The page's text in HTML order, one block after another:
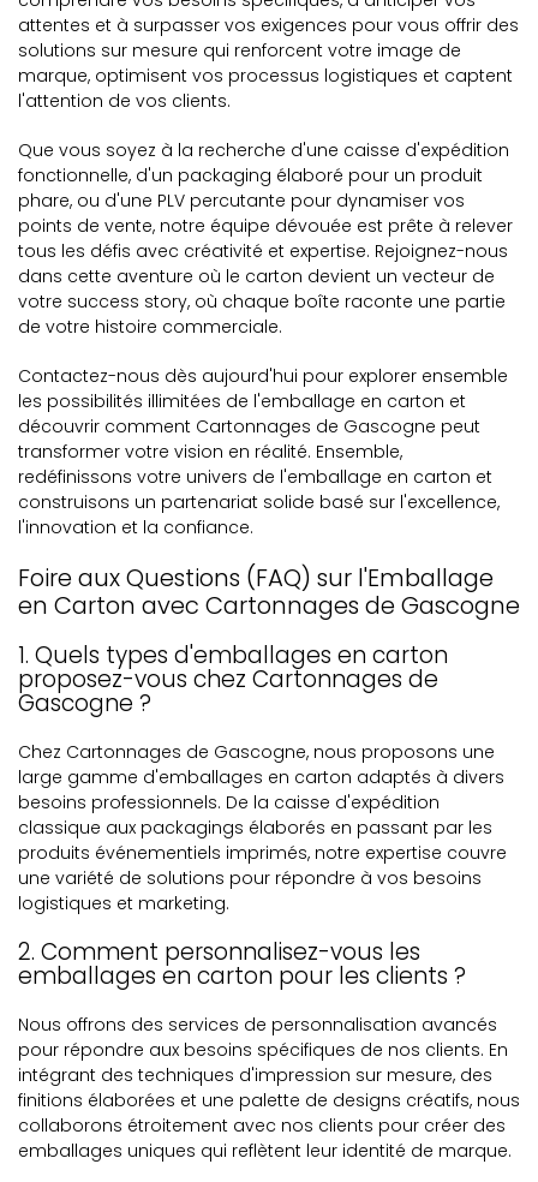
attentes et à surpasser vos exigences pour vous offrir des
solutions sur mesure qui renforcent votre image de
marque, optimisent vos processus logistiques et captent
l'attention de vos clients.
Que vous soyez à la recherche d'une caisse d'expédition
fonctionnelle, d'un packaging élaboré pour un produit
phare, ou d'une PLV percutante pour dynamiser vos
points de vente, notre équipe dévouée est prête à relever
tous les défis avec créativité et expertise. Rejoignez-nous
dans cette aventure où le carton devient un vecteur de
votre success story, où chaque boîte raconte une partie
de votre histoire commerciale.
Contactez-nous dès aujourd'hui pour explorer ensemble
les possibilités illimitées de l'emballage en carton et
découvrir comment Cartonnages de Gascogne peut
transformer votre vision en réalité. Ensemble,
redéfinissons votre univers de l'emballage en carton et
construisons un partenariat solide basé sur l'excellence,
l'innovation et la confiance.
Foire aux Questions (FAQ) sur l'Emballage
en Carton avec Cartonnages de Gascogne
1. Quels types d'emballages en carton
proposez-vous chez Cartonnages de
Gascogne ?
Chez Cartonnages de Gascogne, nous proposons une
large gamme d'emballages en carton adaptés à divers
besoins professionnels. De la caisse d'expédition
classique aux packagings élaborés en passant par les
produits événementiels imprimés, notre expertise couvre
une variété de solutions pour répondre à vos besoins
logistiques et marketing.
2. Comment personnalisez-vous les
emballages en carton pour les clients ?
Nous offrons des services de personnalisation avancés
pour répondre aux besoins spécifiques de nos clients. En
intégrant des techniques d'impression sur mesure, des
finitions élaborées et une palette de designs créatifs, nous
collaborons étroitement avec nos clients pour créer des
emballages uniques qui reflètent leur identité de marque.